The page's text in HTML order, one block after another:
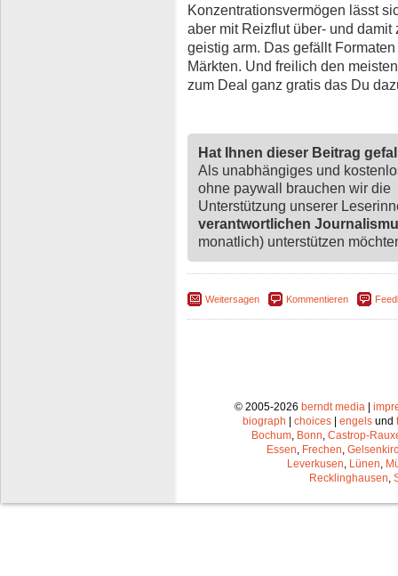
Konzentrationsvermögen lässt
aber mit Reizflut über- und
geistig arm. Das gefällt
Märkten. Und freilich den
zum Deal ganz gratis das Du
Hat Ihnen dieser Beitrag
Als unabhängiges und
ohne paywall brauchen wir die
Unterstützung unserer
verantwortlichen
monatlich) unterstützen
Weitersagen Kommentieren
© 2005-2026 berndt media|
biograph
choices engels und
Bochum, Bonn, Castrop-
Essen, Frechen,
Leverkusen, Lünen,
Recklinghausen,